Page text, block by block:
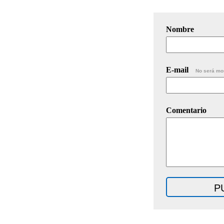
Nombre
E-mail No será
Comentario